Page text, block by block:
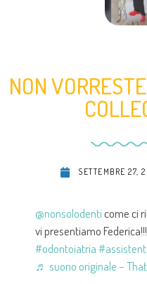
NON
SETTEMBRE 27,
@nonsolodenticome ci
vi presentiamo Federica!!!
#odontoiatria
♬ suono originale –